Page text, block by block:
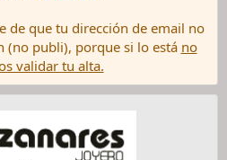
de que tu dirección de email no
(no publi), porque si lo está no
validar tu alta.